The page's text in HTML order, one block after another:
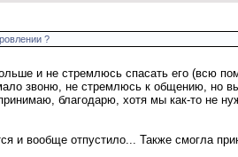
?
и не стремлюсь спасать его (всю
звоню, не стремлюсь к общению, но
благодарю, хотя мы как-то не
и вообще отпустило... Также смогла